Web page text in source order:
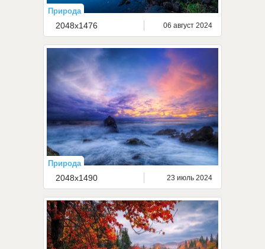
Природа
2048x1476 06 август 2024
Природа
2048x1490 23 июль 2024